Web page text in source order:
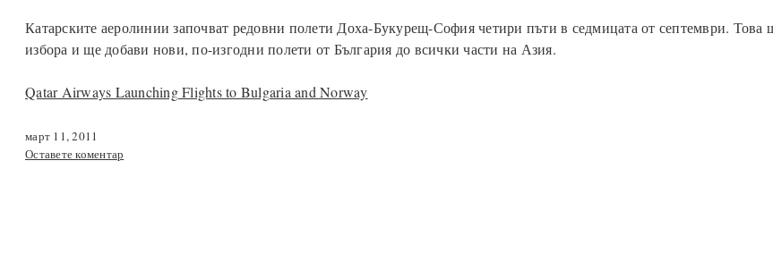
Катарските аеролинии започват редовни полети Доха-Букурещ-София четири пъти в седмицата от септември. Това
избора и ще добави нови, по-изгодни полети от България до всички части на Азия.
Qatar Airways Launching Flights to Bulgaria and Norway
март 11, 2011
Оставете коментар